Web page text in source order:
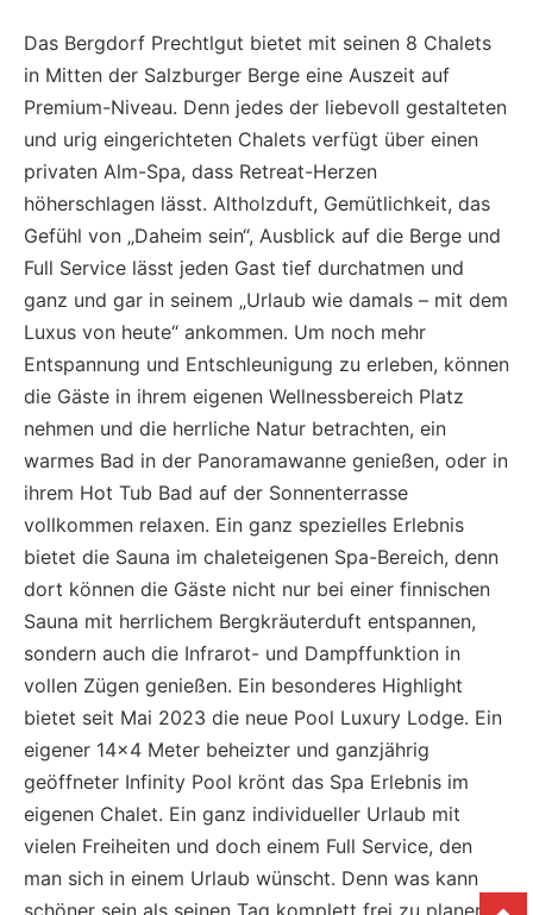
Das Bergdorf Prechtlgut bietet mit seinen 8 Chalets
in Mitten der Salzburger Berge eine Auszeit auf
Premium-Niveau. Denn jedes der liebevoll gestalteten
und urig eingerichteten Chalets verfügt über einen
privaten Alm-Spa, dass Retreat-Herzen
höherschlagen lässt. Altholzduft, Gemütlichkeit, das
Gefühl von „Daheim sein“, Ausblick auf die Berge und
Full Service lässt jeden Gast tief durchatmen und
ganz und gar in seinem „Urlaub wie damals – mit dem
Luxus von heute“ ankommen. Um noch mehr
Entspannung und Entschleunigung zu erleben, können
die Gäste in ihrem eigenen Wellnessbereich Platz
nehmen und die herrliche Natur betrachten, ein
warmes Bad in der Panoramawanne genießen, oder in
ihrem Hot Tub Bad auf der Sonnenterrasse
vollkommen relaxen. Ein ganz spezielles Erlebnis
bietet die Sauna im chaleteigenen Spa-Bereich, denn
dort können die Gäste nicht nur bei einer finnischen
Sauna mit herrlichem Bergkräuterduft entspannen,
sondern auch die Infrarot- und Dampffunktion in
vollen Zügen genießen. Ein besonderes Highlight
bietet seit Mai 2023 die neue Pool Luxury Lodge. Ein
eigener 14×4 Meter beheizter und ganzjährig
geöffneter Infinity Pool krönt das Spa Erlebnis im
eigenen Chalet. Ein ganz individueller Urlaub mit
vielen Freiheiten und doch einem Full Service, den
man sich in einem Urlaub wünscht. Denn was kann